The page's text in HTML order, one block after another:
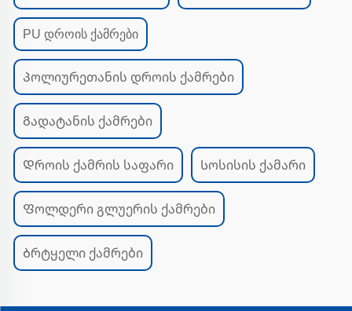
PU დროის ქამრები
Პოლიურეთანის დროის ქამრები
Გადატანის ქამრები
Დროის ქამრის საფარი Სოსისის ქამარი
Ფოლდერი გლუერის ქამრები
Ბრტყელი ქამრები